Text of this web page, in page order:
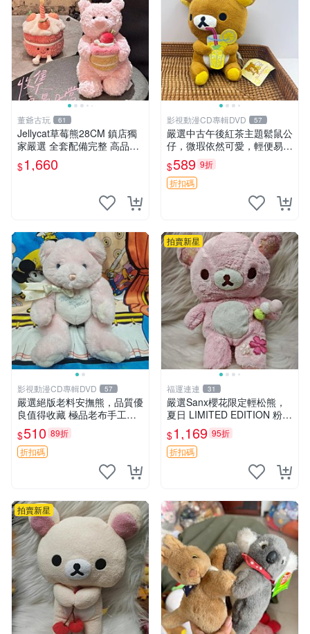
董爺古玩 61
Jellycat草莓熊28CM 鎮店獨
家嚴選 全套配備完整 高品質
收藏好物 紋章 玩具熊 定制熊
$1,660
影視動漫CD專輯DVD 57
嚴選中古午後紅茶主題鬆鼠公
仔，微瑕依然可愛，輕便易運
送 二手收藏推薦 工廠直營 快
遞到府 中古 玩偶 公仔
$589 9折
折扣碼
影視動漫CD專輯DVD 57
嚴選絕版老料安撫熊，品質優
良值得收藏 極品老布手工安
撫搖鈴玩具，適合哄睡寶貝
超柔老料搖鈴熊，專為孩子設
計的安心伴護 推薦絕版老布
製工藝搖鈴熊，可當作童
$510 89折
折扣碼
拍賣新星
福運連連 31
嚴選Sanx櫻花限定輕松熊，
夏日 LIMITED EDITION 粉色
毛絨熊，背有拉鏈設計，肚內
填充豆袋，精致工藝呈現，狀
態如新，適合收藏與送人 櫻
$1,169 95折
折扣碼
拍賣新星